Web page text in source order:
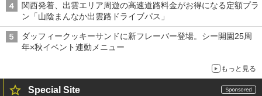
関西発着、出雲エリア周遊の高速道路料金がお得になる定額プラ
ン「山陰まんなか出雲路ドライブパス」
ダッフィークッキーサンドに新フレーバー登場。シー開園25周
年×秋イベント連動メニュー
もっと見る
Special Site